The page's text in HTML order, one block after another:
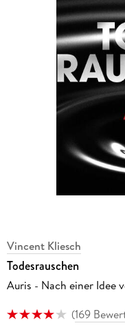
Vincent Kliesch
Todesrauschen
Auris - Nach einer Idee
(169